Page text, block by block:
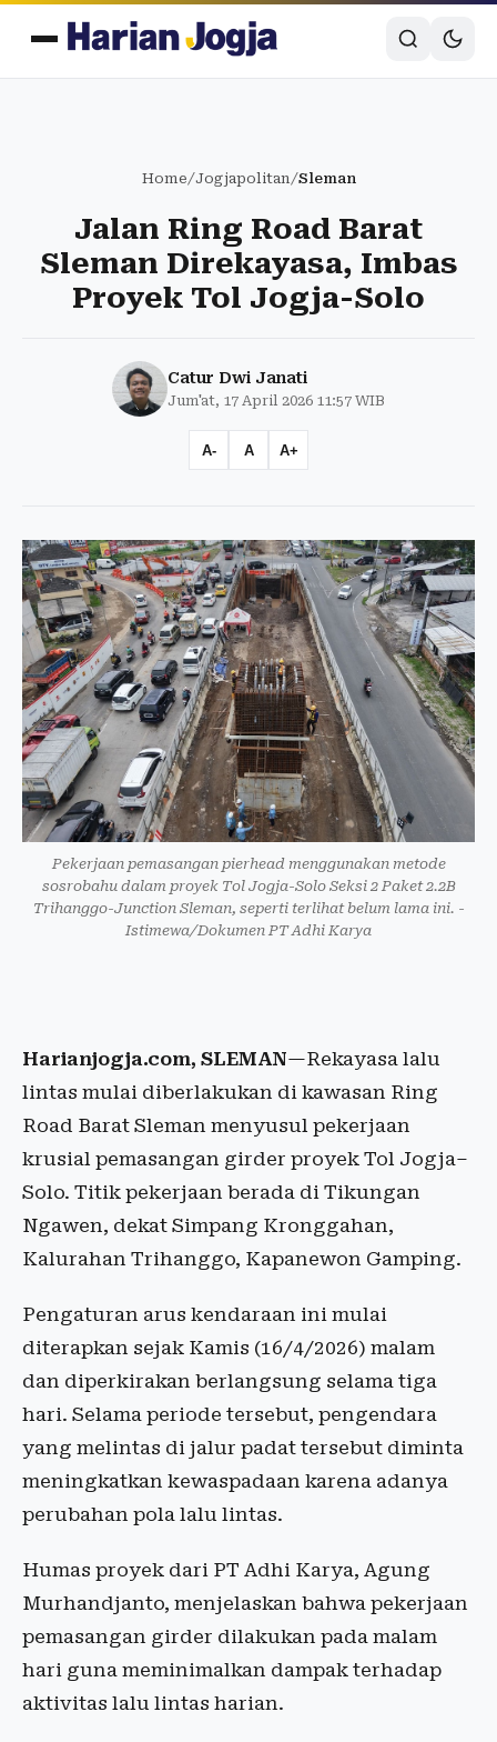
Home/Jogjapolitan/Sleman
Jalan Ring Road Barat
Sleman Direkayasa, Imbas
Proyek Tol Jogja-Solo
Catur Dwi Janati
Jum'at, 17 April 2026 11:57 WIB
A- A A+
Pekerjaan pemasangan pierhead menggunakan metode
sosrobahu dalam proyek Tol Jogja-Solo Seksi 2 Paket 2.2B
Trihanggo-Junction Sleman, seperti terlihat belum lama ini. -
Istimewa/Dokumen PT Adhi Karya
Harianjogja.com, SLEMAN—Rekayasa lalu
lintas mulai diberlakukan di kawasan Ring
Road Barat Sleman menyusul pekerjaan
krusial pemasangan girder proyek Tol Jogja–
Solo. Titik pekerjaan berada di Tikungan
Ngawen, dekat Simpang Kronggahan,
Kalurahan Trihanggo, Kapanewon Gamping.
Pengaturan arus kendaraan ini mulai
diterapkan sejak Kamis (16/4/2026) malam
dan diperkirakan berlangsung selama tiga
hari. Selama periode tersebut, pengendara
yang melintas di jalur padat tersebut diminta
meningkatkan kewaspadaan karena adanya
perubahan pola lalu lintas.
Humas proyek dari PT Adhi Karya, Agung
Murhandjanto, menjelaskan bahwa pekerjaan
pemasangan girder dilakukan pada malam
hari guna meminimalkan dampak terhadap
aktivitas lalu lintas harian.